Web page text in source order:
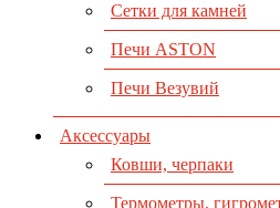
Сетки для камней
Печи ASTON
Печи Везувий
Аксессуары
Ковши, черпаки
Термометры,